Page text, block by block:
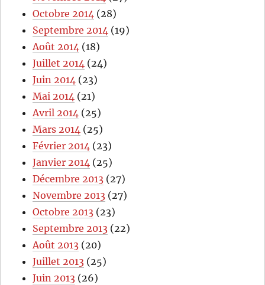
Octobre 2014 (28)
Septembre 2014 (19)
Août 2014 (18)
Juillet 2014 (24)
Juin 2014 (23)
Mai 2014 (21)
Avril 2014 (25)
Mars 2014 (25)
Février 2014 (23)
Janvier 2014 (25)
Décembre 2013 (27)
Novembre 2013 (27)
Octobre 2013 (23)
Septembre 2013 (22)
Août 2013 (20)
Juillet 2013 (25)
Juin 2013 (26)